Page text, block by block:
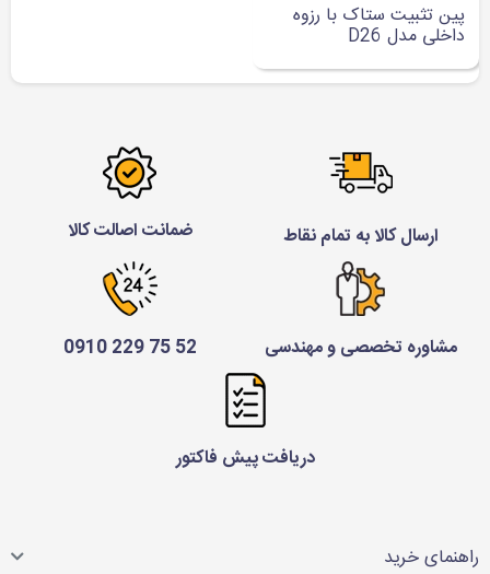
پین تثبیت ستاک با رزوه
داخلی مدل D26
ارسال کالا به تمام نقاط ضمانت اصالت کالا
مشاوره تخصصی و مهندسی 52 75 229 0910
دریافت پیش فاکتور
راهنمای خرید